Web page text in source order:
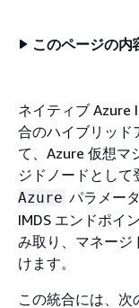
このページの内
ネイティブ Azure
合のハイブリッド
て、Azure 仮想マ
ジドノードとして
Azure パラメー
IMDS エンドポイ
み取り、マネージ
けます。
この統合には、次